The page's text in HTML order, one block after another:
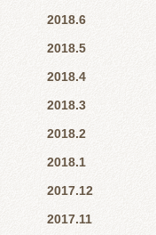
2018.6
2018.5
2018.4
2018.3
2018.2
2018.1
2017.12
2017.11